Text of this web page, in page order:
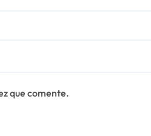
que comente.